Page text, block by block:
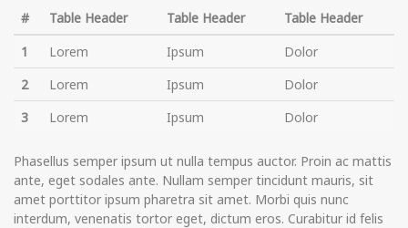
# Table Header Table Header
Table Header
1
Lorem Ipsum
Dolor
2
Lorem Ipsum
Dolor
3
Lorem Ipsum Dolor
Phasellus semper ipsum ut nulla tempus auctor. Proin ac mattis
ante, eget sodales ante. Nullam semper tincidunt mauris, sit
amet porttitor ipsum pharetra sit amet. Morbi quis nunc
interdum, venenatis tortor eget, dictum eros. Curabitur id felis